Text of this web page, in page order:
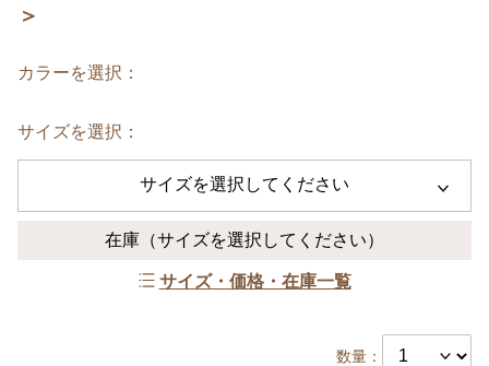
＞
カラーを選択：
サイズを選択：
サイズを選択してください
在庫 （サイズを選択してください）
サイズ・価格・在庫一覧
数量：